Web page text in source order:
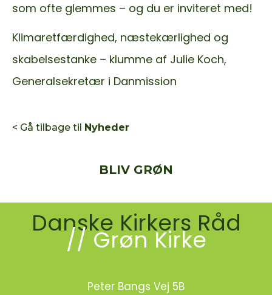
som ofte glemmes – og du er inviteret med!
Klimaretfærdighed, næstekærlighed og
skabelsestanke – klumme af Julie Koch,
Generalsekretær i Danmission
< Gå tilbage til Nyheder
BLIV GRØN
Danske Kirkers Råd
// Grøn Kirke
Peter Bangs Vej 5B